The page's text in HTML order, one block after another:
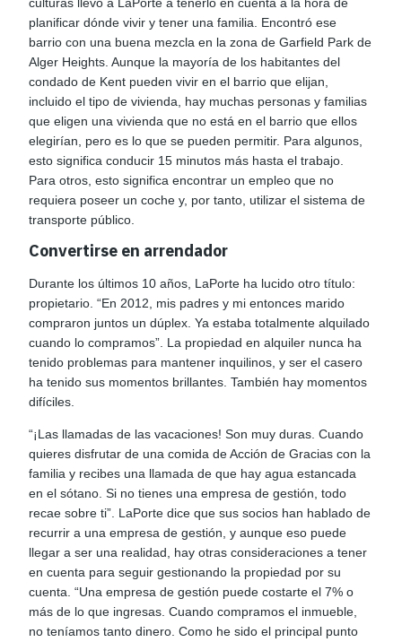
planificar dónde vivir y tener una familia. Encontró ese
barrio con una buena mezcla en la zona de Garfield Park de
Alger Heights. Aunque la mayoría de los habitantes del
condado de Kent pueden vivir en el barrio que elijan,
incluido el tipo de vivienda, hay muchas personas y familias
que eligen una vivienda que no está en el barrio que ellos
elegirían, pero es lo que se pueden permitir. Para algunos,
esto significa conducir 15 minutos más hasta el trabajo.
Para otros, esto significa encontrar un empleo que no
requiera poseer un coche y, por tanto, utilizar el sistema de
transporte público.
Convertirse en arrendador
Durante los últimos 10 años, LaPorte ha lucido otro título:
propietario. “En 2012, mis padres y mi entonces marido
compraron juntos un dúplex. Ya estaba totalmente alquilado
cuando lo compramos”. La propiedad en alquiler nunca ha
tenido problemas para mantener inquilinos, y ser el casero
ha tenido sus momentos brillantes. También hay momentos
difíciles.
“¡Las llamadas de las vacaciones! Son muy duras. Cuando
quieres disfrutar de una comida de Acción de Gracias con la
familia y recibes una llamada de que hay agua estancada
en el sótano. Si no tienes una empresa de gestión, todo
recae sobre ti”. LaPorte dice que sus socios han hablado de
recurrir a una empresa de gestión, y aunque eso puede
llegar a ser una realidad, hay otras consideraciones a tener
en cuenta para seguir gestionando la propiedad por su
cuenta. “Una empresa de gestión puede costarte el 7% o
más de lo que ingresas. Cuando compramos el inmueble,
no teníamos tanto dinero. Como he sido el principal punto